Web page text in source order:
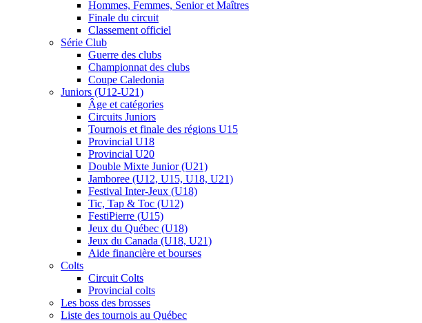
Hommes, Femmes, Senior et Maîtres
Finale du circuit
Classement officiel
Série Club
Guerre des clubs
Championnat des clubs
Coupe Caledonia
Juniors (U12-U21)
Âge et catégories
Circuits Juniors
Tournois et finale des régions U15
Provincial U18
Provincial U20
Double Mixte Junior (U21)
Jamboree (U12, U15, U18, U21)
Festival Inter-Jeux (U18)
Tic, Tap & Toc (U12)
FestiPierre (U15)
Jeux du Québec (U18)
Jeux du Canada (U18, U21)
Aide financière et bourses
Colts
Circuit Colts
Provincial colts
Les boss des brosses
Liste des tournois au Québec